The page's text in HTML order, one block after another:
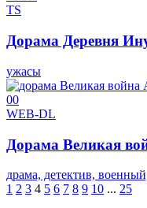
TS
Дорама Деревня
ужасы
00
WEB-DL
Дорама Великая
драма, детектив,
1 2 3 4 5 6 7 8 9 10 ... 25